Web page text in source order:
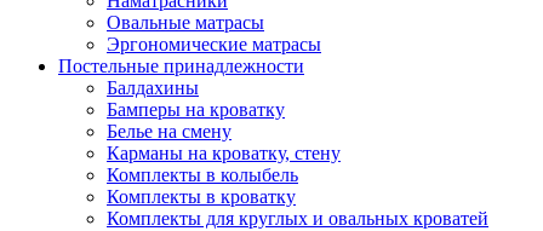
Овальные матрасы
Эргономические матрасы
Постельные принадлежности
Балдахины
Бамперы на кроватку
Белье на смену
Карманы на кроватку, стену
Комплекты в колыбель
Комплекты в кроватку
Комплекты для круглых и овальных кроватей